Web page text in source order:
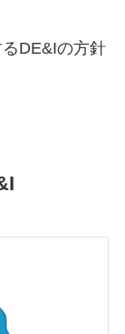
DE&Iの方針